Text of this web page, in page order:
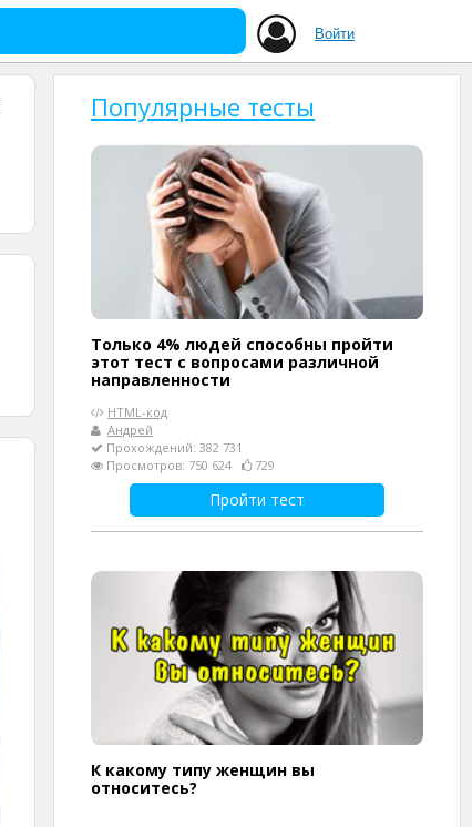
Войти
Популярные тесты
Только 4% людей способны пройти
этот тест с вопросами различной
направленности
HTML-код
Андрей
Прохождений: 382 731
Просмотров: 750 624
729
Пройти тест
К какому типу женщин вы
относитесь?